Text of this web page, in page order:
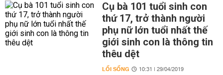
Cụ bà 101 tuổi sinh con
thứ 17, trở thành người
phụ nữ lớn tuổi nhất thế
giới sinh con là thông tin
thêu dệt
LỐI SỐNG 10:31 | 29/04/2019